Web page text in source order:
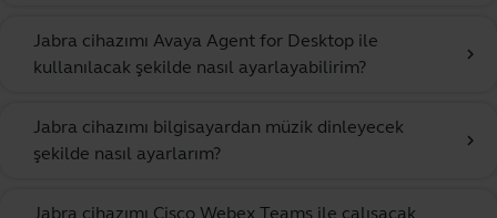
Jabra cihazımı Avaya Agent for Desktop ile
kullanılacak şekilde nasıl ayarlayabilirim?
chevron_right
Jabra cihazımı bilgisayardan müzik dinleyecek
şekilde nasıl ayarlarım?
chevron_right
Jabra cihazımı Cisco Webex Teams ile çalışacak